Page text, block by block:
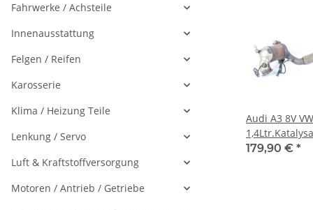
Audi A3 8V
5Q0131701S,
179,90 € *
Fahrwerke / Achsteile
Innenausstattung
Felgen / Reifen
Karosserie
Klima / Heizung Teile
Lenkung / Servo
Luft & Kraftstoffversorgung
Motoren / Antrieb / Getriebe